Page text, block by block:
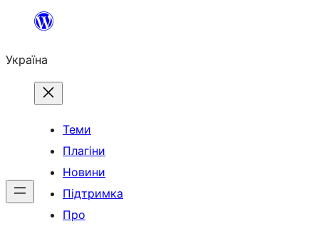
Перейти
вмісту
Україна
Теми
Плагіни
Новини
Підтримка
Про